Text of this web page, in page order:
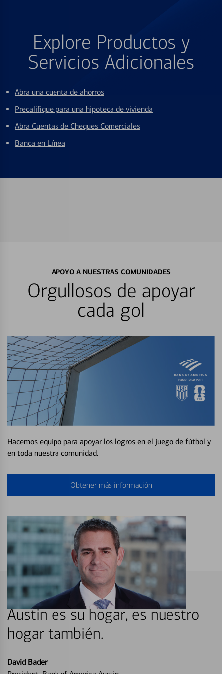
Explore Productos y
Servicios Adicionales
Abra una cuenta de ahorros
Precalifique para una hipoteca de vivienda
Abra Cuentas de Cheques Comerciales
Banca en Línea
APOYO A NUESTRAS COMUNIDADES
Orgullosos de apoyar
cada gol
Hacemos equipo para apoyar los logros en el juego de fútbol y
en toda nuestra comunidad.
Obtener más información
Austin es su hogar, es nuestro
hogar también.
David Bader